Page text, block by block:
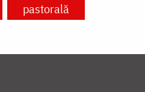
pastorală